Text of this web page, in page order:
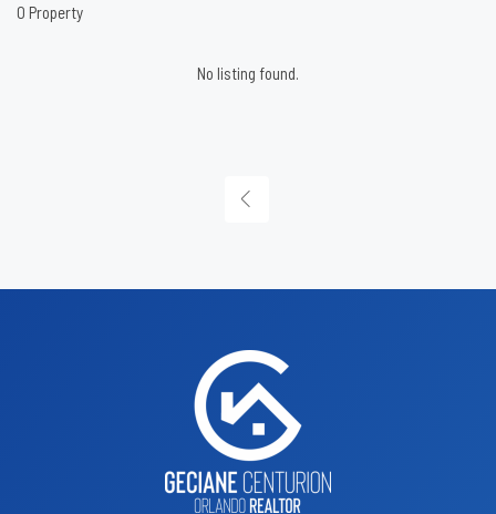
0 Property
No listing found.